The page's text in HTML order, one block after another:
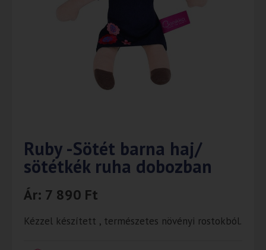
Ruby -Sötét barna haj/
sötétkék ruha dobozban
Ár: 7 890 Ft
Kézzel készített , természetes növényi rostokból.